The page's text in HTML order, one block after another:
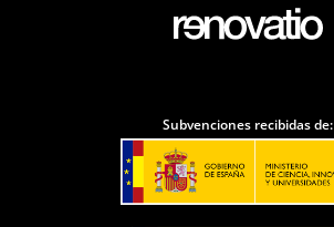
Subvenciones recibidas de: